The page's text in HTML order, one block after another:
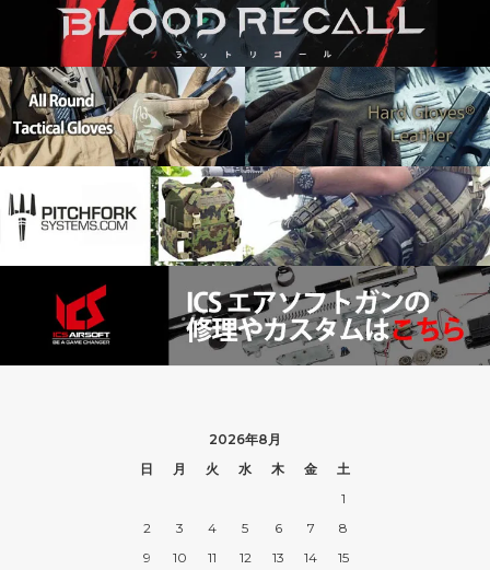
2026年8月
日
月 火 水 木 金
土
1
2
3 4 5 6 7
8
9
10 11 12 13 14
15